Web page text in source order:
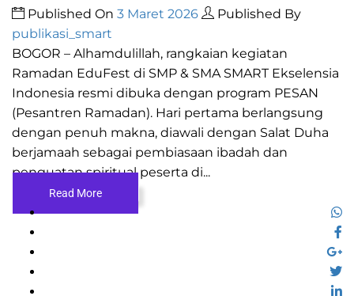
Published On 3 Maret 2026
Published By
publikasi_smart
BOGOR – Alhamdulillah, rangkaian kegiatan
Ramadan EduFest di SMP & SMA SMART Ekselensia
Indonesia resmi dibuka dengan program PESAN
(Pesantren Ramadan). Hari pertama berlangsung
dengan penuh makna, diawali dengan Salat Duha
berjamaah sebagai pembiasaan ibadah dan
penguatan spiritual peserta di...
Read More